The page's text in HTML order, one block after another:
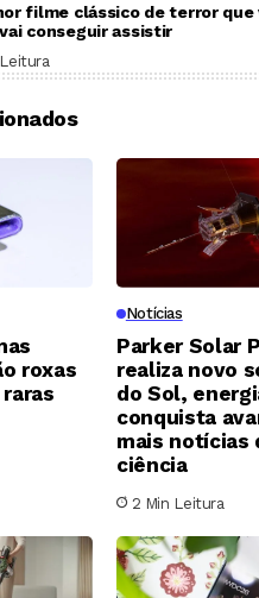
filme clássico de terror que
conseguir assistir
roxas
Notícias
Parker Solar
realiza novo
do Sol,
conquista
mais notícias
ciência
2 Min Leitura